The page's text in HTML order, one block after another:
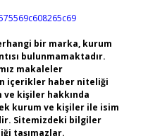
bir marka, kurum
bulunmamaktadır.
makaleler
içerikler haber niteliği
kişiler hakkında
kurum ve kişiler ile isim
Sitemizdeki bilgiler
taşımazlar.